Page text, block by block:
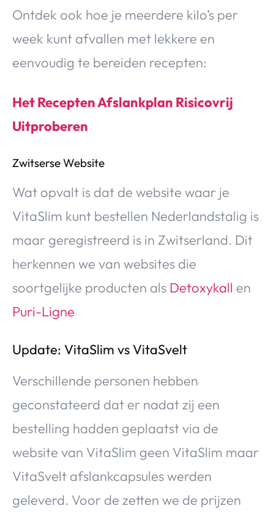
Ontdek ook hoe je meerdere kilo’s per
week kunt afvallen met lekkere en
eenvoudig te bereiden recepten:
Het Recepten Afslankplan Risicovrij
Uitproberen
Zwitserse Website
Wat opvalt is dat de website waar je
VitaSlim kunt bestellen Nederlandstalig is
maar geregistreerd is in Zwitserland. Dit
herkennen we van websites die
soortgelijke producten als Detoxykall en
Puri-Ligne
Update: VitaSlim vs VitaSvelt
Verschillende personen hebben
geconstateerd dat er nadat zij een
bestelling hadden geplaatst via de
website van VitaSlim geen VitaSlim maar
VitaSvelt afslankcapsules werden
geleverd. Voor de zetten we de prijzen